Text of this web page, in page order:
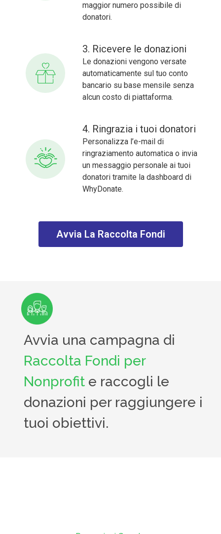
maggior numero possibile di
donatori.
3. Ricevere le donazioni
Le donazioni vengono versate
automaticamente sul tuo conto
bancario su base mensile senza
alcun costo di piattaforma.
4. Ringrazia i tuoi donatori
Personalizza l’e-mail di
ringraziamento automatica o invia
un messaggio personale ai tuoi
donatori tramite la dashboard di
WhyDonate.
Avvia La Raccolta Fondi
Avvia una campagna di
Raccolta Fondi per
Nonprofit e raccogli le
donazioni per raggiungere i
tuoi obiettivi.